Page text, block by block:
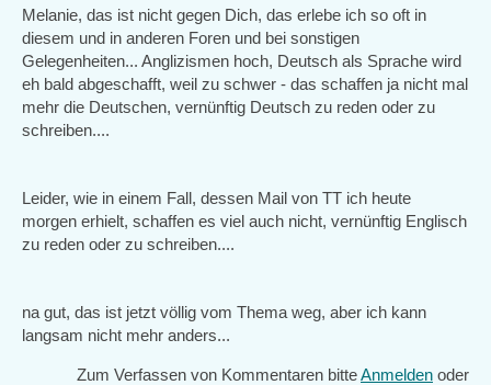
Melanie, das ist nicht gegen Dich, das erlebe ich so oft in
diesem und in anderen Foren und bei sonstigen
Gelegenheiten... Anglizismen hoch, Deutsch als Sprache wird
eh bald abgeschafft, weil zu schwer - das schaffen ja nicht mal
mehr die Deutschen, vernünftig Deutsch zu reden oder zu
schreiben....
Leider, wie in einem Fall, dessen Mail von TT ich heute
morgen erhielt, schaffen es viel auch nicht, vernünftig Englisch
zu reden oder zu schreiben....
na gut, das ist jetzt völlig vom Thema weg, aber ich kann
langsam nicht mehr anders...
Zum Verfassen von Kommentaren bitteAnmelden oder